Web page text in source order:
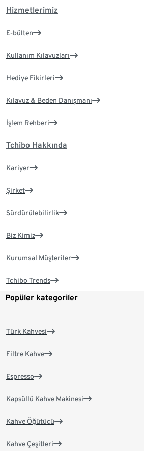
Hizmetlerimiz
E-bülten
Kullanım Kılavuzları
Hediye Fikirleri
Kılavuz & Beden Danışmanı
İşlem Rehberi
Tchibo Hakkında
Kariyer
Şirket
Sürdürülebilirlik
Biz Kimiz
Kurumsal Müşteriler
Tchibo Trends
Popüler kategoriler
Türk Kahvesi
Filtre Kahve
Espresso
Kapsüllü Kahve Makinesi
Kahve Öğütücü
Kahve Çeşitleri